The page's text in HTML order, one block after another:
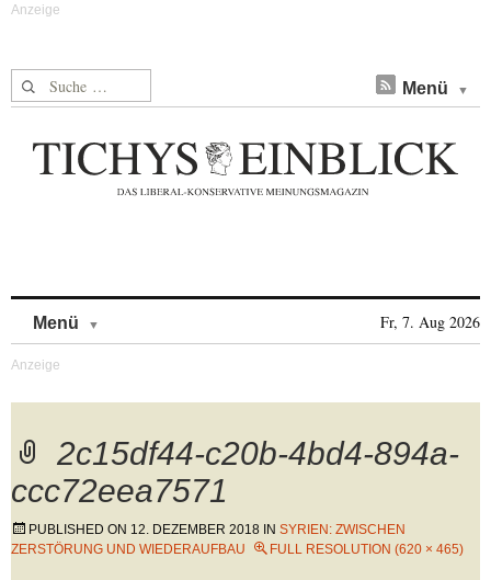
Suche nach: Menü
Menü Fr, 7. Aug 2026
2c15df44-c20b-4bd4-894a-
ccc72eea7571
PUBLISHED ON 12. DEZEMBER 2018 IN SYRIEN: ZWISCHEN
ZERSTÖRUNG UND WIEDERAUFBAU
FULL RESOLUTION (620 × 465)